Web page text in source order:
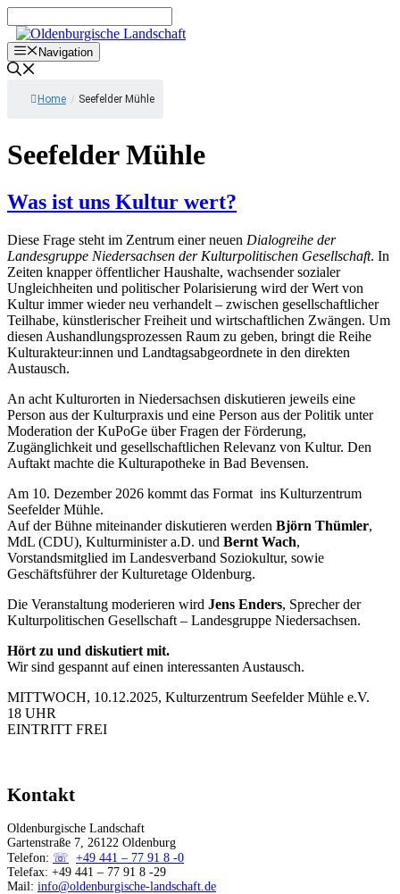
Inhalt
springenNavigation
Home / Seefelder Mühle
Seefelder Mühle
Was ist uns Kultur wert?
Diese Frage steht im Zentrum einer neuen Dialogreihe der
Landesgruppe Niedersachsen der Kulturpolitischen Gesellschaft. In
Zeiten knapper öffentlicher Haushalte, wachsender sozialer
Ungleichheiten und politischer Polarisierung wird der Wert von
Kultur immer wieder neu verhandelt – zwischen gesellschaftlicher
Teilhabe, künstlerischer Freiheit und wirtschaftlichen Zwängen. Um
diesen Aushandlungsprozessen Raum zu geben, bringt die Reihe
Kulturakteur:innen und Landtagsabgeordnete in den direkten
Austausch.
An acht Kulturorten in Niedersachsen diskutieren jeweils eine
Person aus der Kulturpraxis und eine Person aus der Politik unter
Moderation der KuPoGe über Fragen der Förderung,
Zugänglichkeit und gesellschaftlichen Relevanz von Kultur. Den
Auftakt machte die Kulturapotheke in Bad Bevensen.
Am 10. Dezember 2026 kommt das Format ins Kulturzentrum
Seefelder Mühle.
Auf der Bühne miteinander diskutieren werden Björn Thümler,
MdL (CDU), Kulturminister a.D. und Bernt Wach,
Vorstandsmitglied im Landesverband Soziokultur, sowie
Geschäftsführer der Kulturetage Oldenburg.
Die Veranstaltung moderieren wird Jens Enders, Sprecher der
Kulturpolitischen Gesellschaft – Landesgruppe Niedersachsen.
Hört zu und diskutiert mit.
Wir sind gespannt auf einen interessanten Austausch.
MITTWOCH, 10.12.2025, Kulturzentrum Seefelder Mühle e.V.
18 UHR
EINTRITT FREI
Kontakt
Oldenburgische Landschaft
Gartenstraße 7, 26122 Oldenburg
Telefon:
+49 441 – 77 91 8 -0
Telefax: +49 441 – 77 91 8 -29
Mail: info@oldenburgische-landschaft.de